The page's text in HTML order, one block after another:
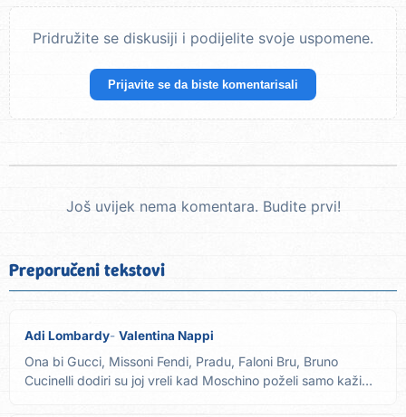
Pridružite se diskusiji i podijelite svoje uspomene.
Prijavite se da biste komentarisali
Još uvijek nema komentara. Budite prvi!
Preporučeni tekstovi
Adi Lombardy Valentina Nappi
Ona bi Gucci, Missoni Fendi, Pradu, Faloni Bru, Bruno
Cucinelli dodiri su joj vreli kad Moschino poželi samo kaži